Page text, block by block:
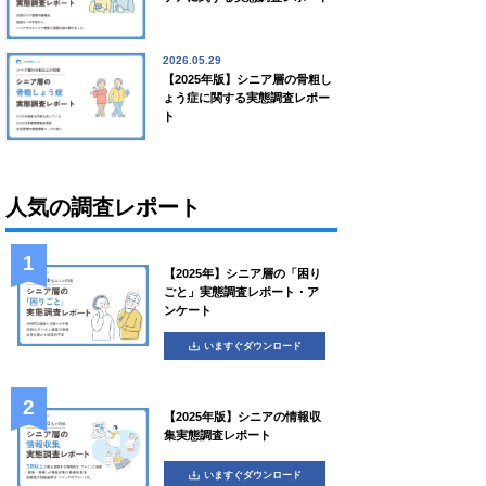
【2025年版】シニア層の骨粗し
ょう症に関する実態調査レポー
ト
2026.05.29
人気の調査レポート
【2025年】シニア層の「困り
ごと」実態調査レポート・ア
ンケート
いますぐダウンロード
【2025年版】シニアの情報収
集実態調査レポート
いますぐダウンロード